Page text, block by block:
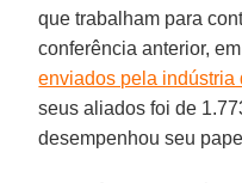
que trabalham para
conferência anterior, em
enviados pela indústria
seus aliados foi de
desempenhou seu